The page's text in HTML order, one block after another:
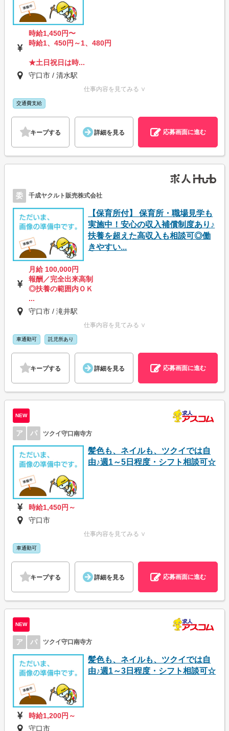
時給1,450円〜
時給1、450円～1、480円
★土日祝日は時...
守口市 / 清水駅
仕事内容を見てみる ∨
交通費支給
キープする 詳細を見る 応募画面に進む
委 千成ヤクルト販売株式会社
【保育所付】 保育所・職場見学も
実施中！安心の収入補償制度あり♪
扶養を超えた高収入も相談可◎働
きやすい...
月給 100,000円
報酬／完全出来高制
◎扶養の範囲内ＯＫ
...
守口市 / 滝井駅
仕事内容を見てみる ∨
車通勤可 託児所あり
キープする 詳細を見る 応募画面に進む
NEW
ア パ ツクイ守口南寺方
髪色も、ネイルも、ツクイでは自
由♪週1～5日程度・シフト相談可☆
時給1,450円～
守口市
仕事内容を見てみる ∨
車通勤可
キープする 詳細を見る 応募画面に進む
NEW
ア パ ツクイ守口南寺方
髪色も、ネイルも、ツクイでは自
由♪週1～3日程度・シフト相談可☆
時給1,200円～
守口市